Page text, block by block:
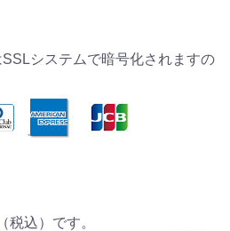
システムで暗号化されますの
（税込）です。